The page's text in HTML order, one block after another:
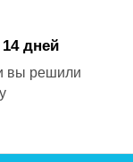
дней
вы решили